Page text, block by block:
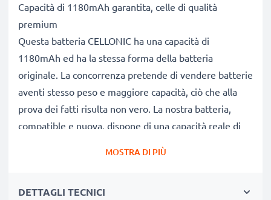
Capacità di 1180mAh garantita, celle di qualità
premium
Questa batteria CELLONIC ha una capacità di
1180mAh ed ha la stessa forma della batteria
originale. La concorrenza pretende di vendere batterie
aventi stesso peso e maggiore capacità, ciò che alla
prova dei fatti risulta non vero. La nostra batteria,
compatible e nuova, dispone di una capacità reale di
continuamente altissime performance in termini di
MOSTRA DI PIÙ
DETTAGLI TECNICI